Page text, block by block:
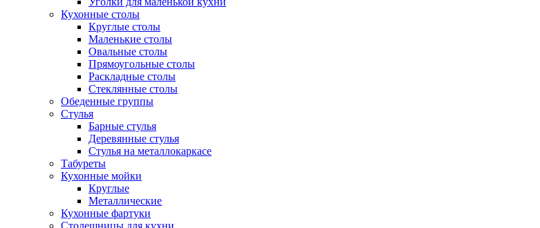
Кухонные столы
Круглые столы
Маленькие столы
Овальные столы
Прямоугольные столы
Раскладные столы
Стеклянные столы
Обеденные группы
Стулья
Барные стулья
Деревянные стулья
Стулья на металлокаркасе
Табуреты
Кухонные мойки
Круглые
Металлические
Кухонные фартуки
Столешницы для кухни